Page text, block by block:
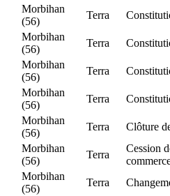
Morbihan
(56)
Terra
Morbihan
(56)
Terra
Morbihan
(56)
Terra
Morbihan
(56)
Terra
Morbihan
(56)
Terra Clôture
Morbihan
(56)
Terra
Cession
Morbihan
(56)
Terra